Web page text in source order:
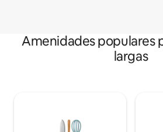
Amenidades populares
largas